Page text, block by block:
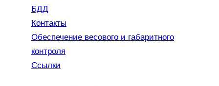
БДД
Контакты
Обеспечение весового и габаритного
контроля
Ссылки